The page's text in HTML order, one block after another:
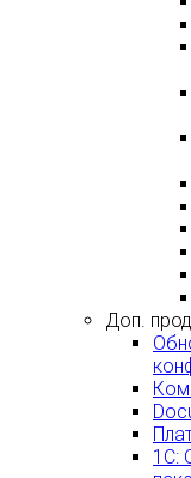
Доп.
1С: